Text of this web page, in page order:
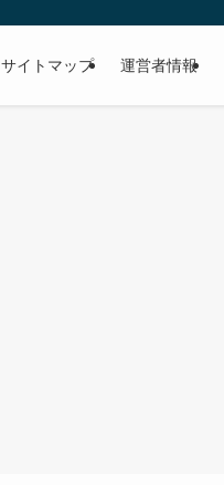
サイトマップ 運営者情報